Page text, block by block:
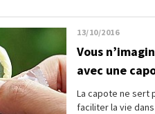
13/10/2016
Vous
avec une
La capote ne sert
faciliter la vie